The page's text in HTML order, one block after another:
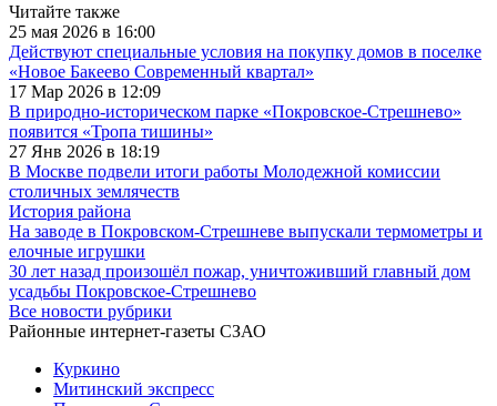
Читайте также
25 мая 2026 в 16:00
Действуют специальные условия на покупку домов в поселке
«Новое Бакеево Современный квартал»
17 Мар 2026 в 12:09
В природно-историческом парке «Покровское-Стрешнево»
появится «Тропа тишины»
27 Янв 2026 в 18:19
В Москве подвели итоги работы Молодежной комиссии
столичных землячеств
История района
На заводе в Покровском-Стрешневе выпускали термометры и
елочные игрушки
30 лет назад произошёл пожар, уничтоживший главный дом
усадьбы Покровское-Стрешнево
Все новости рубрики
Районные интернет-газеты СЗАО
Куркино
Митинский экспресс